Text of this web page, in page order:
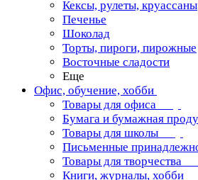
Кексы, рулеты, круассаны
Печенье
Шоколад
Торты, пироги, пирожные
Восточные сладости
Еще
Офис, обучение, хобби
Товары для офиса
Бумага и бумажная
Товары для школы
Письменные
Товары для творчества
Книги, журналы, хобби